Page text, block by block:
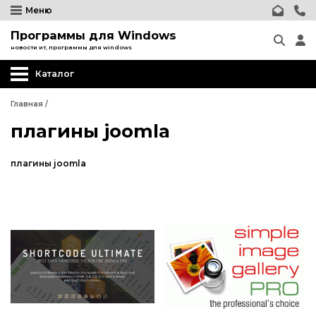
Меню
Программы для Windows
новости ит, программы для windows
Каталог
Главная /
плагины joomla
плагины joomla